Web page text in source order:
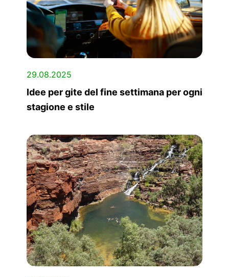
29.08.2025
Idee per gite del fine settimana per ogni
stagione e stile